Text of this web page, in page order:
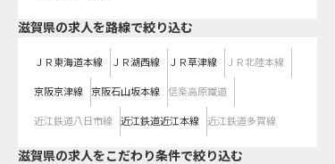
滋賀県の求人を路線で絞り込む
ＪＲ東海道本線 ＪＲ湖西線 ＪＲ草津線 ＪＲ北陸本線
京阪京津線 京阪石山坂本線 信楽高原鐵道
近江鉄道八日市線 近江鉄道近江本線 近江鉄道多賀線
滋賀県の求人をこだわり条件で絞り込む